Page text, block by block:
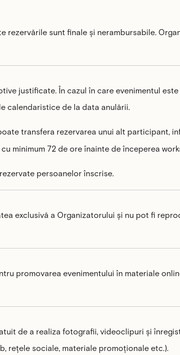
rezervările sunt finale și nerambursabile.
justificate. În cazul în care evenimentul
calendaristice de la data anulării.
transfera rezervarea unui alt participant,
minimum 72 de ore înainte de începerea
persoanelor înscrise.
exclusivă a Organizatorului și nu pot fi
promovarea evenimentului în materiale
de a realiza fotografii, videoclipuri și
rețele sociale, materiale promoționale etc.).